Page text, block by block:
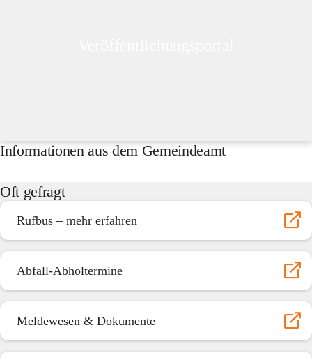
Informationen aus dem Gemeindeamt
Oft gefragt
Rufbus – mehr erfahren
Abfall-Abholtermine
Meldewesen & Dokumente